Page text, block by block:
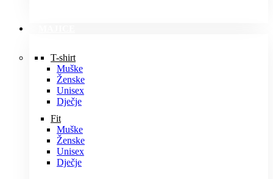
T-shirt
Muške
Ženske
Unisex
Dječje
Fit
Muške
Ženske
Unisex
Dječje